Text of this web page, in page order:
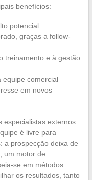
benefícios:
potencial
graças a follow-
treinamento e à gestão
equipe comercial
em novos
especialistas externos
é livre para
a prospecção deixa de
um motor de
se em métodos
os resultados, tanto